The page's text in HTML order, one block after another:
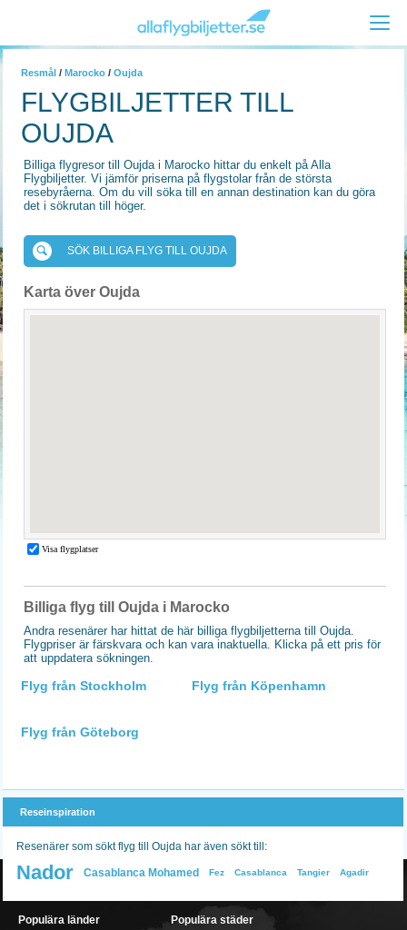
Resmål / Marocko / Oujda
FLYGBILJETTER TILL
OUJDA
Billiga flygresor till Oujda i Marocko hittar du enkelt på Alla
Flygbiljetter. Vi jämför priserna på flygstolar från de största
resebyråerna. Om du vill söka till en annan destination kan du göra
det i sökrutan till höger.
SÖK BILLIGA FLYG TILL OUJDA
Karta över Oujda
Billiga flyg till Oujda i Marocko
Andra resenärer har hittat de här billiga flygbiljetterna till Oujda.
Flygpriser är färskvara och kan vara inaktuella. Klicka på ett pris för
att uppdatera sökningen.
Flyg från Stockholm Flyg från Köpenhamn
Flyg från Göteborg
Reseinspiration
Resenärer som sökt flyg till Oujda har även sökt till:
Nador Casablanca Mohamed Fez Casablanca Tangier Agadir
Populära länder
Populära städer